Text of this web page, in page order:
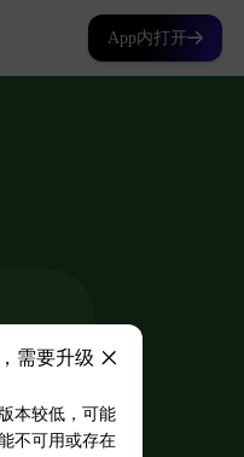
App内打开
需要升级
本较低，可能
不可用或存在